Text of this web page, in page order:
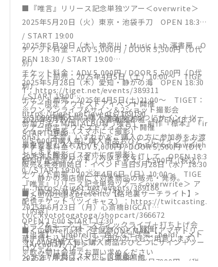
21.アラン
en
22.Witch?
■『唯言』リリース記念単独ツアー＜overwrite＞
2025年5月20日（火）東京・池袋手刀 OPEN 18:30
/ START 19:00
チケット料金：ADV 5,000円 / DOOR 5,500円（D代
別）
チケット前売：2025年4月5日（土）10:00～ TIGE
T：https://tiget.net/events/389311
ツアー限定 アウトストアイベント開催
※5,000円購入毎に購入商品おひとつにサイン＋ツー
ショット撮影（スマホにて撮影）
最重要差し入れサイト：https://puuchoo.kawaiish
op.jp
2025年5月29日（木）神奈川・Music Lab.濱書房 O
PEN 18:30 / START 19:00
チケット料金：ADV 5,000円 / DOOR 5,500円（D代
別）
チケット前売：2025年4月5日(土)21:00～ TIGET：
https://tiget.net/events/389190
ツアー限定 アウトストアイベント開催
※5,000円購入毎に購入商品おひとつにサイン＋ツー
ショット撮影（スマホにて撮影）
2025年5月28日（木）愛知・静かの海 OPEN 18:30
/ START 19:00
※ワンマンライブ&サイン＆2ショット撮影会
参加方法：MINI ALBUM「唯言」、前作『標本』『ir
oha』『本音』いずれかをご購入の方に参加券をお渡
しします。
販売&発券開始日：イベント当日5月28日（水）18:30
～ 静かの海店頭にて対象商品の販売・発券。
問：静かの海 052-265-7742
2025年5月29日（木）京都都雅都雅 OPEN 18:30 /
START 19:00
チケット料金：ADV 5,000円 / DOOR 5,500円（D代
別） / 配信チケット（ツイキャス）4,500円（税込）
チケット前売：2025年4月6日（日）10:00～ TIGE
T：https://tiget.net/events/389186
配信チケット（ツイキャス）：https://twitcasting.
tv/c:kyototogatoga/shopcart/366672
ツアー限定 アウトストアイベント開催
※5,000円購入毎に購入商品おひとつにサイン＋ツー
ショット撮影（スマホにて撮影）
2025年5月30日（金）大阪・夜を灯して OPEN 18:3
0 / START 19:00
『唯言』リリース記念単独ツアー＜overwrite＞ ア
フターパーティー
［内容］
トーク&ミニアコースティックライブ＋打ち上げ会
菓子持ち込み可（シェア用のカゴもご用意します）
※飲み物は会場でお買い求めください
■＜umbrella presents【路地裏サーチライト】>
2025年6月23日 （月）心斎橋BIGCAT
OPEN 17:00 START 17:30
【出演】 umbrella、色々な十字架、heidi.、メト
ロノーム、メリー
【チケット料金】 前売6500円 当日7000円 (税
■＜umbrella 柊 生誕祭ONE MAN【アマヤドリ－
【Arcadia】－】＞
2025年7月24日（木） 目黒鹿鳴館